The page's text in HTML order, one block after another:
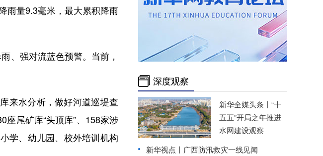
量9.3毫米，最大累积降雨
、强对流蓝色预警。当前，
来水分析，做好河道巡堤查
尾矿库“头顶库”、158家涉
学、幼儿园、校外培训机构
深度观察
新华全媒头条丨 “十
五五”开局之年推进
水网建设观察
新华视点丨 广西防汛救灾一线见闻